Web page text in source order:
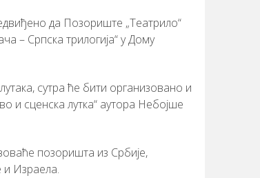
да Позориште „Театрило“
– Српска трилогија“ у Дому
сутра ће бити организовано и
и сценска лутка“ аутора Небојше
позоришта из Србије,
и Израела.